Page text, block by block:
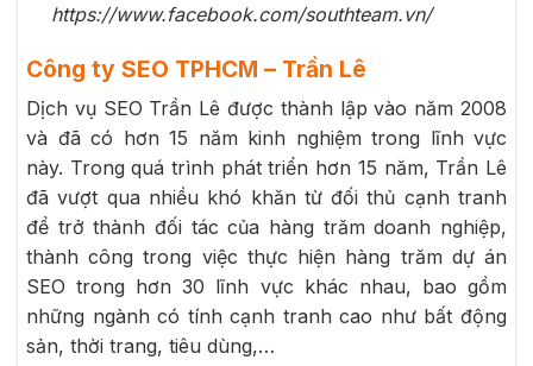
https://www.facebook.com/southteam.vn/
Công ty SEO TPHCM – Trần Lê
Dịch vụ SEO Trần Lê được thành lập vào năm 2008
và đã có hơn 15 năm kinh nghiệm trong lĩnh vực
này. Trong quá trình phát triển hơn 15 năm, Trần Lê
đã vượt qua nhiều khó khăn từ đối thủ cạnh tranh
để trở thành đối tác của hàng trăm doanh nghiệp,
thành công trong việc thực hiện hàng trăm dự án
SEO trong hơn 30 lĩnh vực khác nhau, bao gồm
những ngành có tính cạnh tranh cao như bất động
sản, thời trang, tiêu dùng,…